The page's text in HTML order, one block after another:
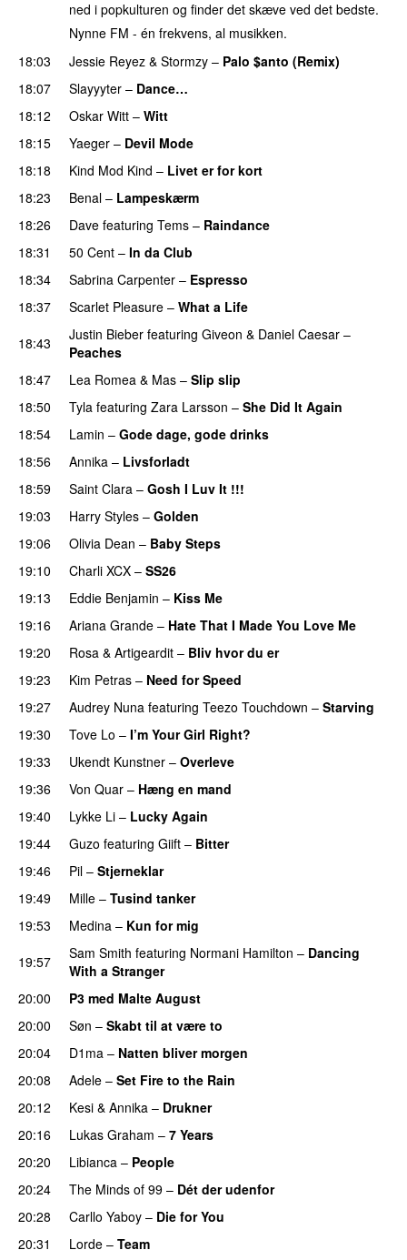
ned i popkulturen og finder det skæve ved det bedste.
Nynne FM - én frekvens, al musikken.
18:03
Jessie Reyez & Stormzy – Palo $anto (Remix)
18:07 Slayyyter – Dance…
18:12 Oskar Witt – Witt
18:15
Yaeger – Devil Mode
18:18
Kind Mod Kind – Livet er for kort
18:23
Benal – Lampeskærm
18:26
Dave featuring Tems – Raindance
18:31
50 Cent – In da Club
18:34
Sabrina Carpenter – Espresso
18:37
Scarlet Pleasure – What a Life
18:43
Justin Bieber featuring Giveon & Daniel Caesar –
Peaches
18:47
Lea Romea & Mas – Slip slip
18:50 Tyla featuring Zara Larsson – She Did It Again
18:54
Lamin – Gode dage, gode drinks
18:56
Annika – Livsforladt
18:59
Saint Clara – Gosh I Luv It !!!
19:03
Harry Styles – Golden
19:06
Olivia Dean – Baby Steps
19:10
Charli XCX – SS26
19:13 Eddie Benjamin – Kiss Me
19:16 Ariana Grande – Hate That I Made You Love Me
19:20
Rosa & Artigeardit – Bliv hvor du er
19:23 Kim Petras – Need for Speed
19:27
Audrey Nuna featuring Teezo Touchdown – Starving
19:30
Tove Lo – I’m Your Girl Right?
19:33
Ukendt Kunstner – Overleve
19:36
Von Quar – Hæng en mand
19:40
Lykke Li – Lucky Again
19:44 Guzo featuring Giift – Bitter
19:46
Pil – Stjerneklar
19:49
Mille – Tusind tanker
19:53
Medina – Kun for mig
19:57
Sam Smith featuring Normani Hamilton – Dancing
With a Stranger
20:00
P3 med Malte August
20:00
Søn – Skabt til at være to
20:04
D1ma – Natten bliver morgen
20:08
Adele – Set Fire to the Rain
20:12
Kesi & Annika – Drukner
20:16
Lukas Graham – 7 Years
20:20
Libianca – People
20:24 The Minds of 99 – Dét der udenfor
20:28
Carllo Yaboy – Die for You
20:31
Lorde – Team